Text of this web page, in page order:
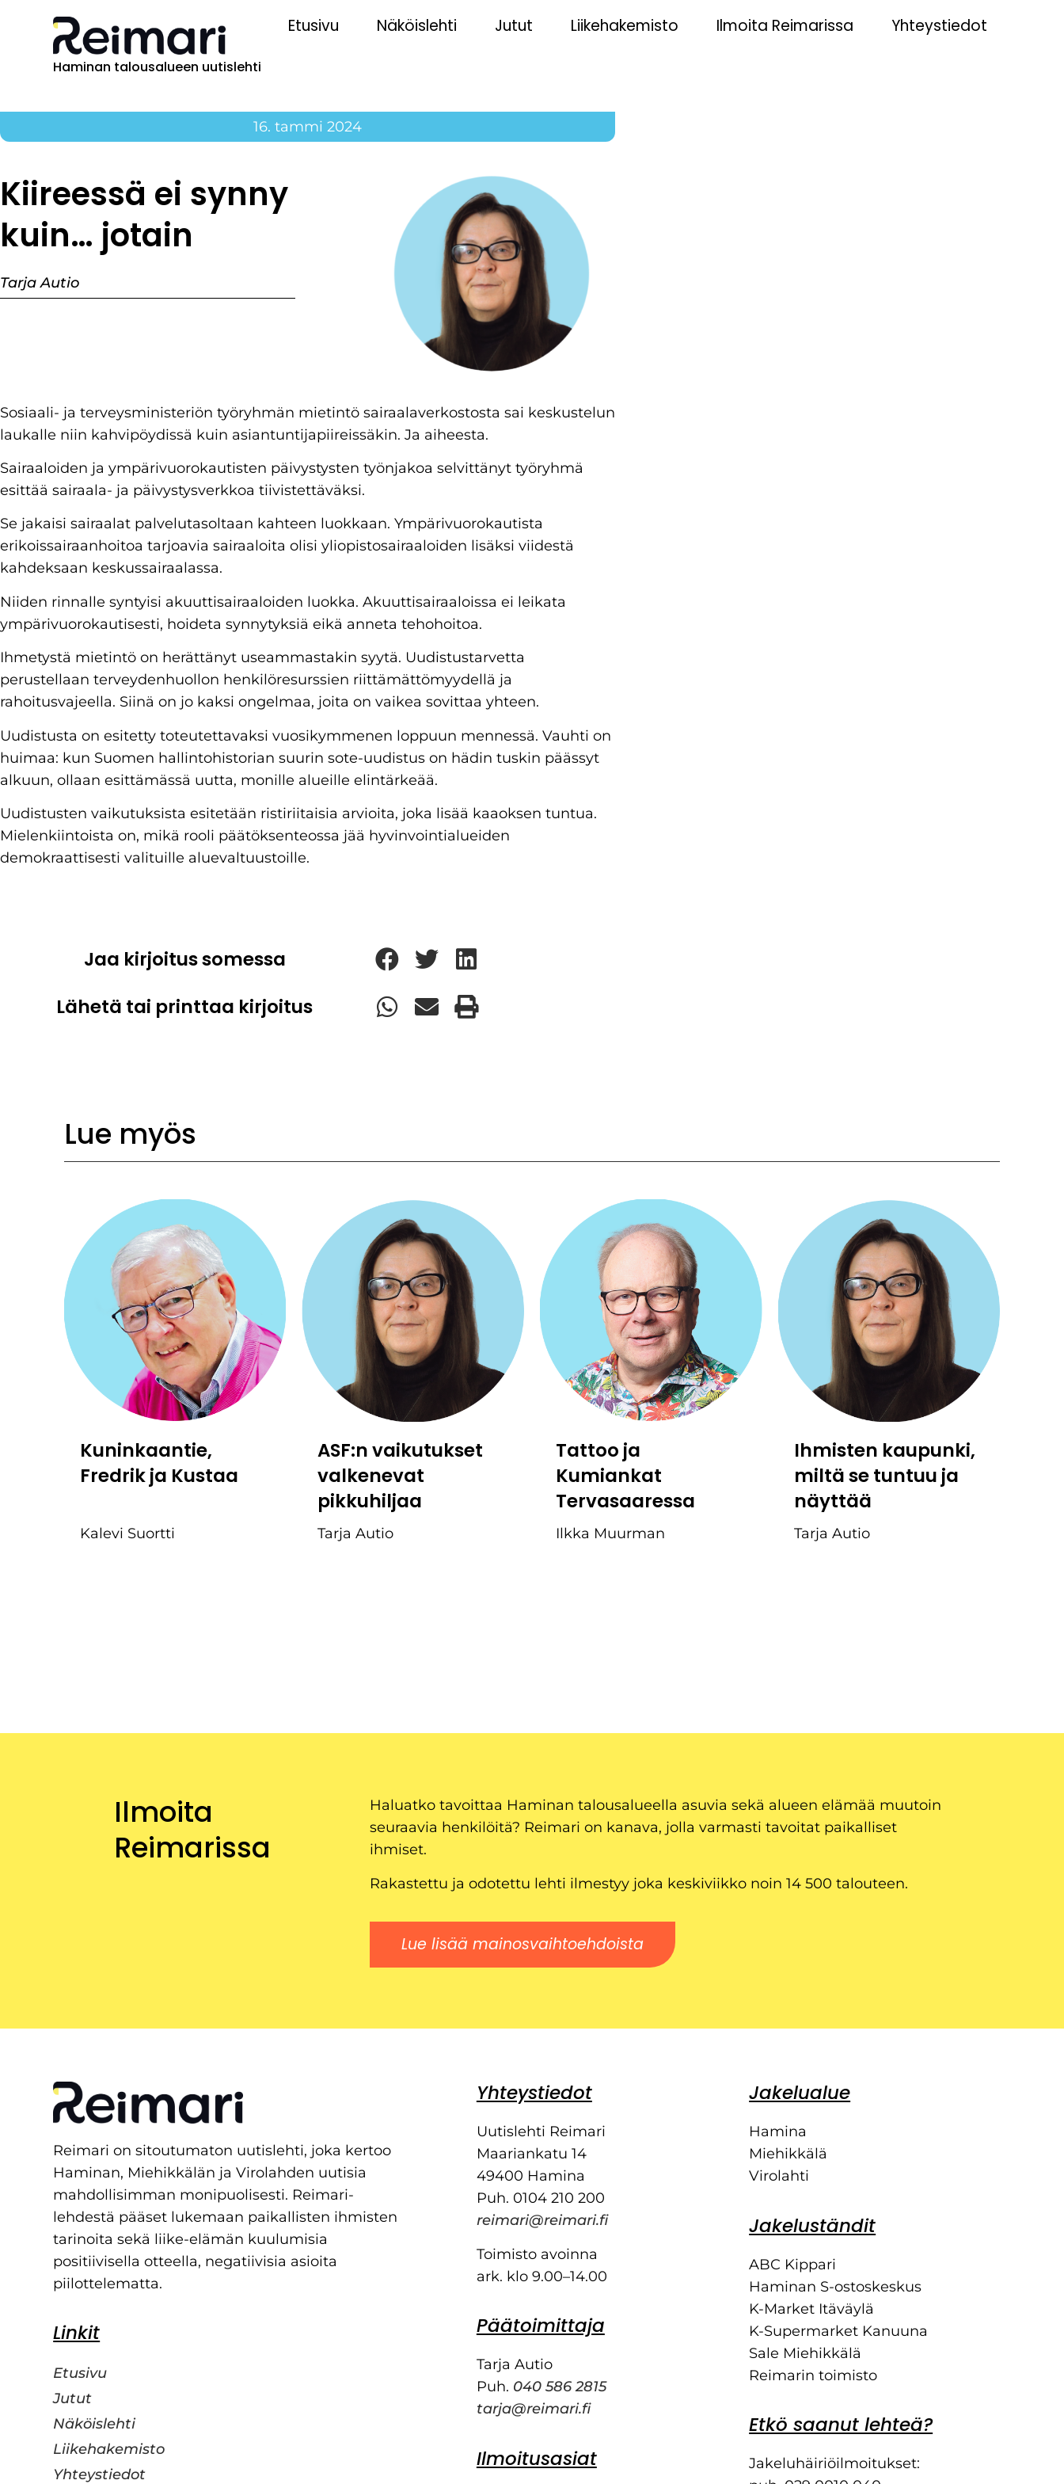
Haminan talousalueen uutislehti
Etusivu Näköislehti Jutut Liikehakemisto Ilmoita Reimarissa Yhteystiedot
16. tammi 2024
Kiireessä ei synny
kuin… jotain
Tarja Autio
Sosiaali- ja terveysministeriön työryhmän mietintö sairaalaverkostosta sai keskustelun
laukalle niin kahvipöydissä kuin asiantuntijapiireissäkin. Ja aiheesta.
Sairaaloiden ja ympärivuorokautisten päivystysten työnjakoa selvittänyt työryhmä
esittää sairaala- ja päivystysverkkoa tiivistettäväksi.
Se jakaisi sairaalat palvelutasoltaan kahteen luokkaan. Ympärivuorokautista
erikoissairaanhoitoa tarjoavia sairaaloita olisi yliopistosairaaloiden lisäksi viidestä
kahdeksaan keskussairaalassa.
Niiden rinnalle syntyisi akuuttisairaaloiden luokka. Akuuttisairaaloissa ei leikata
ympärivuorokautisesti, hoideta synnytyksiä eikä anneta tehohoitoa.
Ihmetystä mietintö on herättänyt useammastakin syytä. Uudistustarvetta
perustellaan terveydenhuollon henkilöresurssien riittämättömyydellä ja
rahoitusvajeella. Siinä on jo kaksi ongelmaa, joita on vaikea sovittaa yhteen.
Uudistusta on esitetty toteutettavaksi vuosikymmenen loppuun mennessä. Vauhti on
huimaa: kun Suomen hallintohistorian suurin sote-uudistus on hädin tuskin päässyt
alkuun, ollaan esittämässä uutta, monille alueille elintärkeää.
Uudistusten vaikutuksista esitetään ristiriitaisia arvioita, joka lisää kaaoksen tuntua.
Mielenkiintoista on, mikä rooli päätöksenteossa jää hyvinvointialueiden
demokraattisesti valituille aluevaltuustoille.
Jaa kirjoitus somessa
Lähetä tai printtaa kirjoitus
Lue myös
Kuninkaantie,
Fredrik ja Kustaa
Kalevi Suortti
ASF:n vaikutukset
valkenevat
pikkuhiljaa
Tarja Autio
Tattoo ja
Kumiankat
Tervasaaressa
Ilkka Muurman
Ihmisten kaupunki,
miltä se tuntuu ja
näyttää
Tarja Autio
Ilmoita
Reimarissa
Haluatko tavoittaa Haminan talousalueella asuvia sekä alueen elämää muutoin
seuraavia henkilöitä? Reimari on kanava, jolla varmasti tavoitat paikalliset
ihmiset.
Rakastettu ja odotettu lehti ilmestyy joka keskiviikko noin 14 500 talouteen.
Lue lisää mainosvaihtoehdoista
Reimari on sitoutumaton uutislehti, joka kertoo
Haminan, Miehikkälän ja Virolahden uutisia
mahdollisimman monipuolisesti. Reimari-
lehdestä pääset lukemaan paikallisten ihmisten
tarinoita sekä liike-elämän kuulumisia
positiivisella otteella, negatiivisia asioita
piilottelematta.
Linkit
Etusivu
Jutut
Näköislehti
Liikehakemisto
Yhteystiedot
Yhteystiedot
Uutislehti Reimari
Maariankatu 14
49400 Hamina
Puh. 0104 210 200
reimari@reimari.fi
Toimisto avoinna
ark. klo 9.00–14.00
Päätoimittaja
Tarja Autio
Puh. 040 586 2815
tarja@reimari.fi
Ilmoitusasiat
Jakelualue
Hamina
Miehikkälä
Virolahti
Jakeluständit
ABC Kippari
Haminan S-ostoskeskus
K-Market Itäväylä
K-Supermarket Kanuuna
Sale Miehikkälä
Reimarin toimisto
Etkö saanut lehteä?
Jakeluhäiriöilmoitukset: